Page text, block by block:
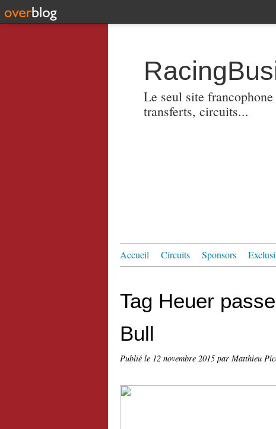
Le seul site
transferts, circuits...
Accueil Circuits Sponsors
Tag Heuer
Bull
Publié le 12 novembre 2015 par Matthieu